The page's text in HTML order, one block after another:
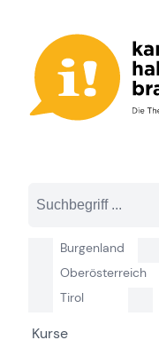
springen
Burgenland
Oberösterreich
Tirol
Kurse